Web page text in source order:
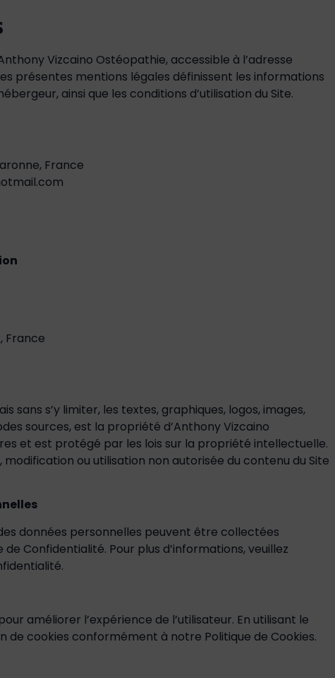
Vizcaino Ostéopathie, accessible à l’adresse
présentes mentions légales définissent les informations
ainsi que les conditions d’utilisation du Site.
France
France
sans s’y limiter, les textes, graphiques, logos, images,
sources, est la propriété d’Anthony Vizcaino
et est protégé par les lois sur la propriété intellectuelle.
ou utilisation non autorisée du contenu du Site
données personnelles peuvent être collectées
Confidentialité. Pour plus d’informations, veuillez
améliorer l’expérience de l’utilisateur. En utilisant le
de cookies conformément à notre Politique de Cookies.